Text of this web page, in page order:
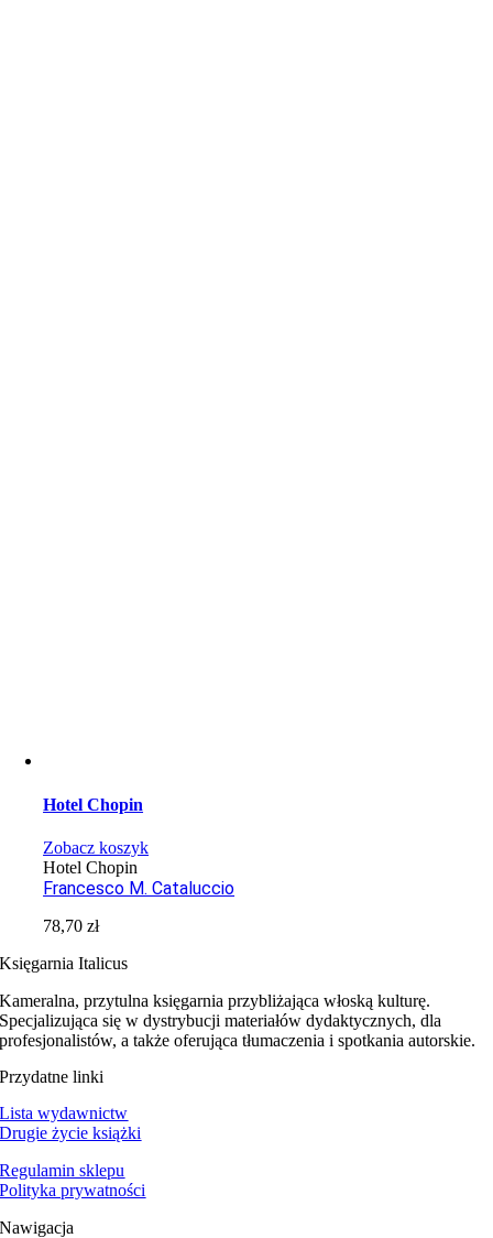
Hotel Chopin
Zobacz koszyk
Hotel Chopin
Francesco M. Cataluccio
78,70zł
Księgarnia Italicus
Kameralna, przytulna księgarnia przybliżająca włoską kulturę.
Specjalizująca się w dystrybucji materiałów dydaktycznych, dla
profesjonalistów, a także oferująca tłumaczenia i spotkania autorskie.
Przydatne linki
Lista wydawnictw
Drugie życie książki
Regulamin sklepu
Polityka prywatności
Nawigacja